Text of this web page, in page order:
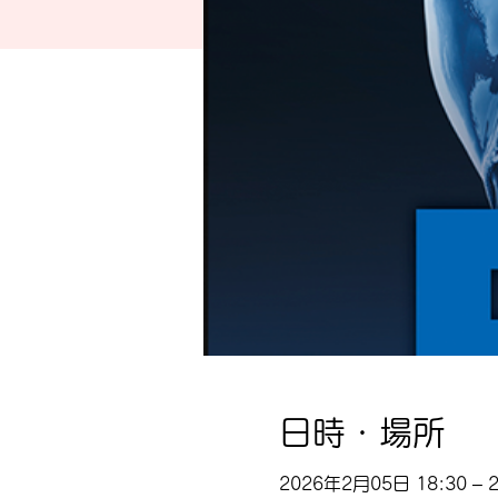
日時・場所
2026年2月05日 18:30 –